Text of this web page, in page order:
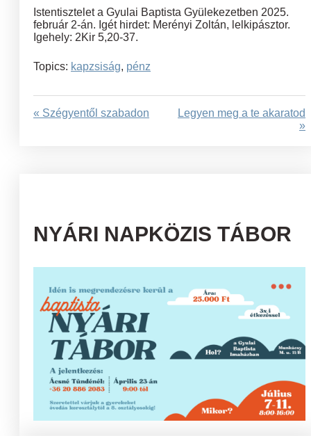
Istentisztelet a Gyulai Baptista Gyülekezetben 2025.
február 2-án. Igét hirdet: Merényi Zoltán, lelkipásztor.
Igehely: 2Kir 5,20-37.
Topics: kapzsiság, pénz
« Szégyentől szabadon
Legyen meg a te akaratod
»
NYÁRI NAPKÖZIS TÁBOR